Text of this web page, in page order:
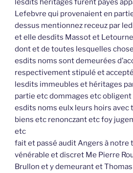
lesdits héritages furent payés
Lefebvre qui provenaient en
dessus mentionnez receuz par
et elle desdits Massot et
dont et de toutes lesquelles
esdits noms sont demeurées
respectivement stipulé et
lesdits immeubles et héritages
partie etc dommages etc
esdits noms eulx leurs hoirs avec
biens etc renonczant etc foy
etc
fait et passé audit Angers à notre
vénérable et discret Me Pierre
Brullon et y demeurant et